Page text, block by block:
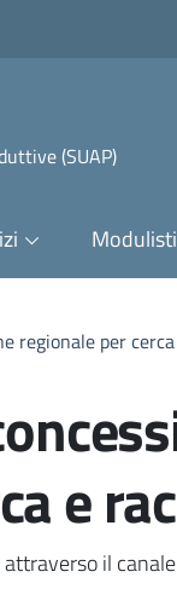
(SUAP)
regionale per
e
il